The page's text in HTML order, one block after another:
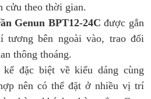
cửu theo thời gian.
Genun BPT12-24Cđược gắn
tương bên ngoài vào, trao đổi
thông thoáng.
đặc biệt về kiểu dáng cùng
nên có thể đặt ở nhiều vị trí